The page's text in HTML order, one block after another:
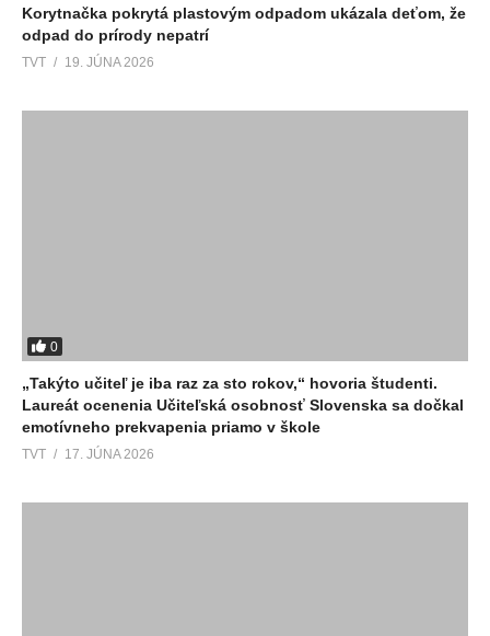
Korytnačka pokrytá plastovým odpadom ukázala deťom, že
odpad do prírody nepatrí
TVT 19. JÚNA 2026
0
„Takýto učiteľ je iba raz za sto rokov,“ hovoria študenti.
Laureát ocenenia Učiteľská osobnosť Slovenska sa dočkal
emotívneho prekvapenia priamo v škole
TVT 17. JÚNA 2026